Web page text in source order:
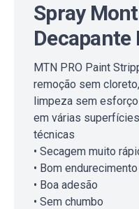
Spray
MTN PRO Paint
remoção sem
limpeza sem
em várias
técnicas
• Secagem muito
• Bom endurecimento
• Boa adesão
• Sem chumbo